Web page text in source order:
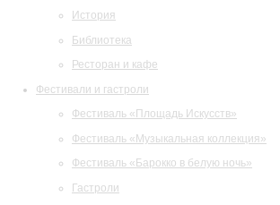
История
Библиотека
Ресторан и кафе
Фестивали и гастроли
Фестиваль «Площадь Искусств»
Фестиваль «Музыкальная коллекция»
Фестиваль «Барокко в белую ночь»
Гастроли